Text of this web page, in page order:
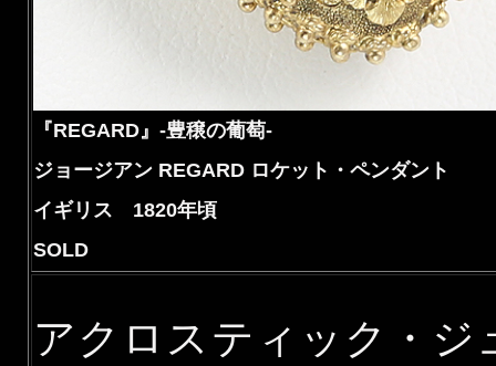
『REGARD』-豊穣の葡萄-
ジョージアン REGARD ロケット・ペンダント
イギリス 1820年頃
SOLD
アクロスティック・